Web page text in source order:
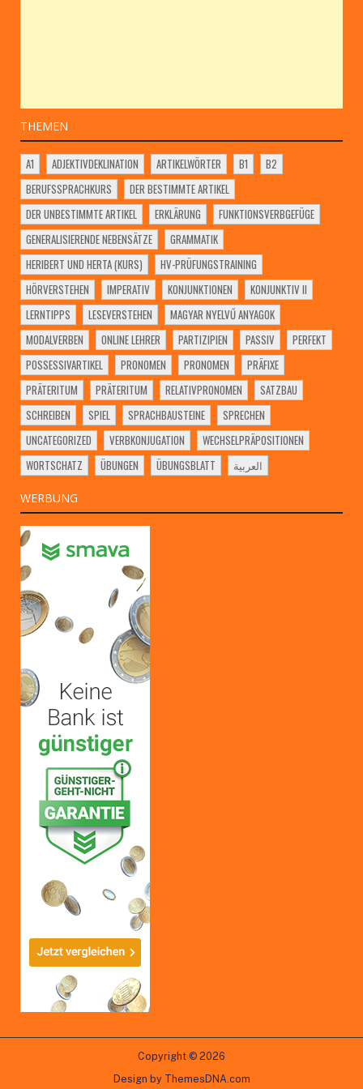
THEMEN
A1 ADJEKTIVDEKLINATION ARTIKELWÖRTER B1
B2
BERUFSSPRACHKURS
DER BESTIMMTE ARTIKEL
DER UNBESTIMMTE ARTIKEL
ERKLÄRUNG
FUNKTIONSVERBGEFÜGE
GENERALISIERENDE NEBENSÄTZE
GRAMMATIK
HERIBERT UND HERTA (KURS)
HV-PRÜFUNGSTRAINING
HÖRVERSTEHEN
IMPERATIV KONJUNKTIONEN
KONJUNKTIV II
LERNTIPPS
LESEVERSTEHEN
MAGYAR NYELVŰ ANYAGOK
MODALVERBEN
ONLINE LEHRER PARTIZIPIEN PASSIV
PERFEKT
POSSESSIVARTIKEL
PRONOMEN PRONOMEN
PRÄFIXE
PRÄTERITUM
PRÄTERITUM RELATIVPRONOMEN
SATZBAU
SCHREIBEN
SPIEL SPRACHBAUSTEINE
SPRECHEN
UNCATEGORIZED
VERBKONJUGATION
WECHSELPRÄPOSITIONEN
WORTSCHATZ
ÜBUNGEN ÜBUNGSBLATT العربية
WERBUNG
Copyright © 2026
Design by ThemesDNA.com